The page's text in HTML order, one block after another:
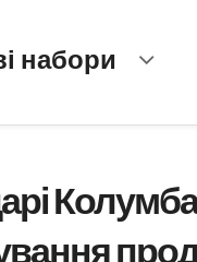
набори